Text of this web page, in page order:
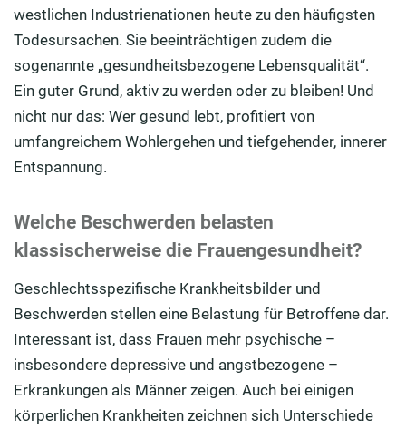
westlichen Industrienationen heute zu den häufigsten
Todesursachen. Sie beeinträchtigen zudem die
sogenannte „gesundheitsbezogene Lebensqualität“.
Ein guter Grund, aktiv zu werden oder zu bleiben! Und
nicht nur das: Wer gesund lebt, profitiert von
umfangreichem Wohlergehen und tiefgehender, innerer
Entspannung.
Welche Beschwerden belasten
klassischerweise die Frauengesundheit?
Geschlechtsspezifische Krankheitsbilder und
Beschwerden stellen eine Belastung für Betroffene dar.
Interessant ist, dass Frauen mehr psychische –
insbesondere depressive und angstbezogene –
Erkrankungen als Männer zeigen. Auch bei einigen
körperlichen Krankheiten zeichnen sich Unterschiede